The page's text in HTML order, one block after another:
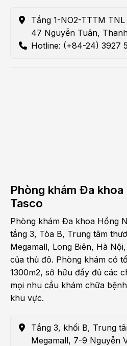
Tầng 1-NO2-TTTM
47 Nguyễn Tuân,
Hotline: (+84-24) 3927
Phòng khám Đa
Tasco
Phòng khám Đa khoa Hồng
tầng 3, Tòa B, Trung tâm
Megamall, Long Biên, Hà
của thủ đô. Phòng khám có
1300m2, sở hữu đầy đủ các
mọi nhu cầu khám chữa
khu vực.
Tầng 3, khối B, Trung
Megamall, 7-9 Nguyễn